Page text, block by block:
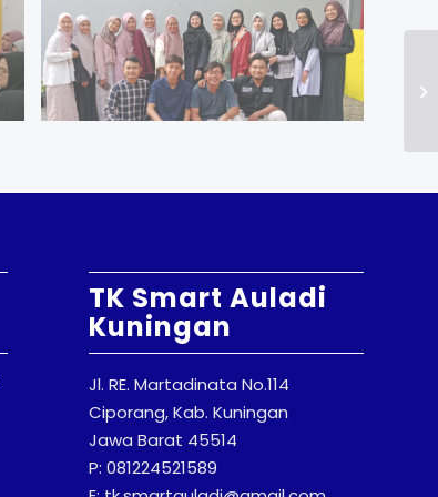
TK Smart Auladi
Kuningan
Jl. RE. Martadinata No.114
Ciporang, Kab. Kuningan
Jawa Barat 45514
P: 081224521589